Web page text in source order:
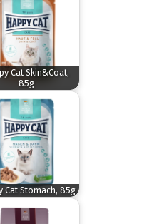
Cat Skin&Coat,
85g
Cat Stomach, 85g